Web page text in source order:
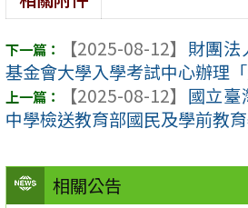
相關公告
【2025-08-12】 財團法
基金會大學入學考試中心辦理
【2025-08-12】 國立臺
中學檢送教育部國民及學前教